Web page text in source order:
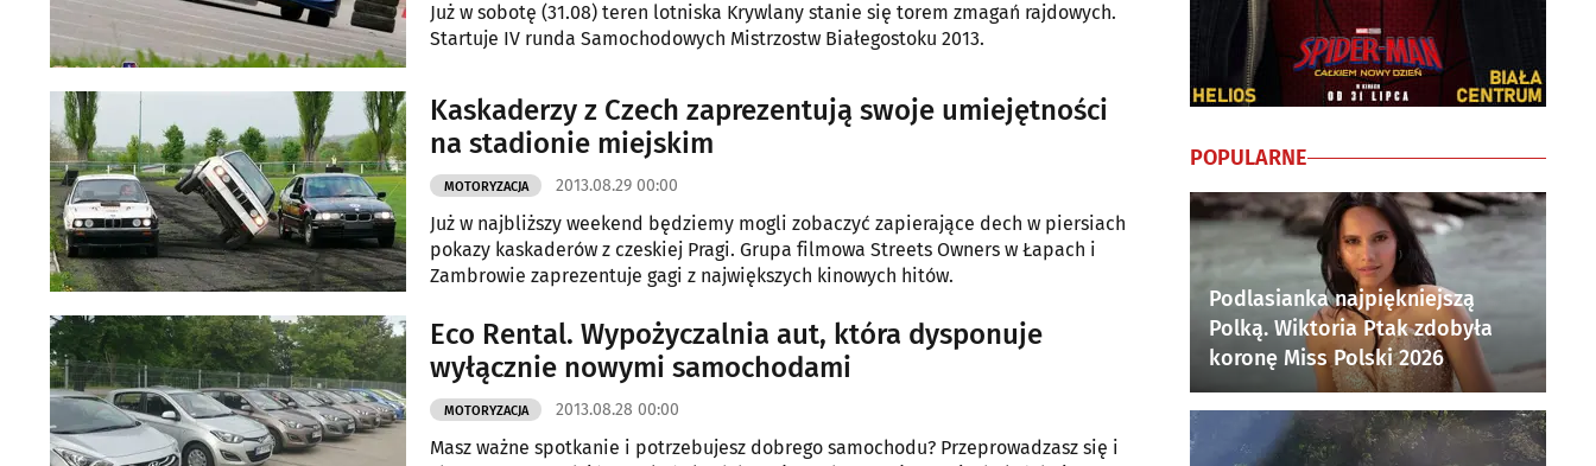
Już w sobotę (31.08) teren lotniska Krywlany stanie się torem zmagań rajdowych.
Startuje IV runda Samochodowych Mistrzostw Białegostoku 2013.
Kaskaderzy z Czech zaprezentują swoje umiejętności
na stadionie miejskim
MOTORYZACJA 2013.08.29 00:00
Już w najbliższy weekend będziemy mogli zobaczyć zapierające dech w piersiach
pokazy kaskaderów z czeskiej Pragi. Grupa filmowa Streets Owners w Łapach i
Zambrowie zaprezentuje gagi z największych kinowych hitów.
Eco Rental. Wypożyczalnia aut, która dysponuje
wyłącznie nowymi samochodami
MOTORYZACJA 2013.08.28 00:00
Masz ważne spotkanie i potrzebujesz dobrego samochodu? Przeprowadzasz się i
POPULARNE
Podlasianka najpiękniejszą
Polką. Wiktoria Ptak zdobyła
koronę Miss Polski 2026